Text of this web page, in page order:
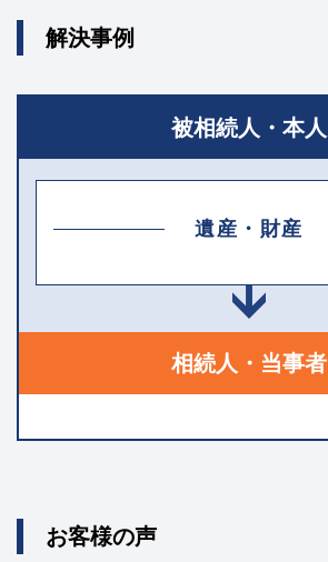
解決事例
被相続人・本人
遺産・財産
相続人・当事者
お客様の声